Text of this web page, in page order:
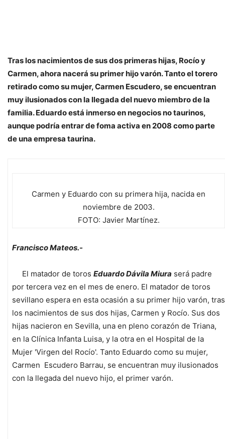
Tras los nacimientos de sus dos primeras hijas, Rocío y
Carmen, ahora nacerá su primer hijo varón. Tanto el torero
retirado como su mujer, Carmen Escudero, se encuentran
muy ilusionados con la llegada del nuevo miembro de la
familia. Eduardo está inmerso en negocios no taurinos,
aunque podría entrar de foma activa en 2008 como parte
de una empresa taurina.
Carmen y Eduardo con su primera hija, nacida en
noviembre de 2003.
FOTO: Javier Martínez.
Francisco Mateos.-
El matador de toros Eduardo Dávila Miura será padre
por tercera vez en el mes de enero. El matador de toros
sevillano espera en esta ocasión a su primer hijo varón, tras
los nacimientos de sus dos hijas, Carmen y Rocío. Sus dos
hijas nacieron en Sevilla, una en pleno corazón de Triana,
en la Clínica Infanta Luisa, y la otra en el Hospital de la
Mujer 'Virgen del Rocío'. Tanto Eduardo como su mujer,
Carmen Escudero Barrau, se encuentran muy ilusionados
con la llegada del nuevo hijo, el primer varón.